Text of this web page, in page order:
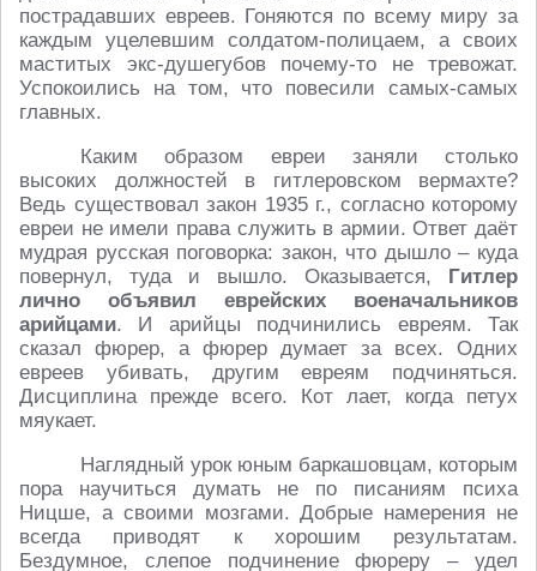
пострадавших евреев. Гоняются по всему миру за
каждым уцелевшим солдатом-полицаем, а своих
маститых экс-душегубов почему-то не тревожат.
Успокоились на том, что повесили самых-самых
главных.
Каким образом евреи заняли столько
высоких должностей в гитлеровском вермахте?
Ведь существовал закон 1935 г., согласно которому
евреи не имели права служить в армии. Ответ даёт
мудрая русская поговорка: закон, что дышло – куда
повернул, туда и вышло. Оказывается, Гитлер
лично объявил еврейских военачальников
арийцами. И арийцы подчинились евреям. Так
сказал фюрер, а фюрер думает за всех. Одних
евреев убивать, другим евреям подчиняться.
Дисциплина прежде всего. Кот лает, когда петух
мяукает.
Наглядный урок юным баркашовцам, которым
пора научиться думать не по писаниям психа
Ницше, а своими мозгами. Добрые намерения не
всегда приводят к хорошим результатам.
Бездумное, слепое подчинение фюреру – удел